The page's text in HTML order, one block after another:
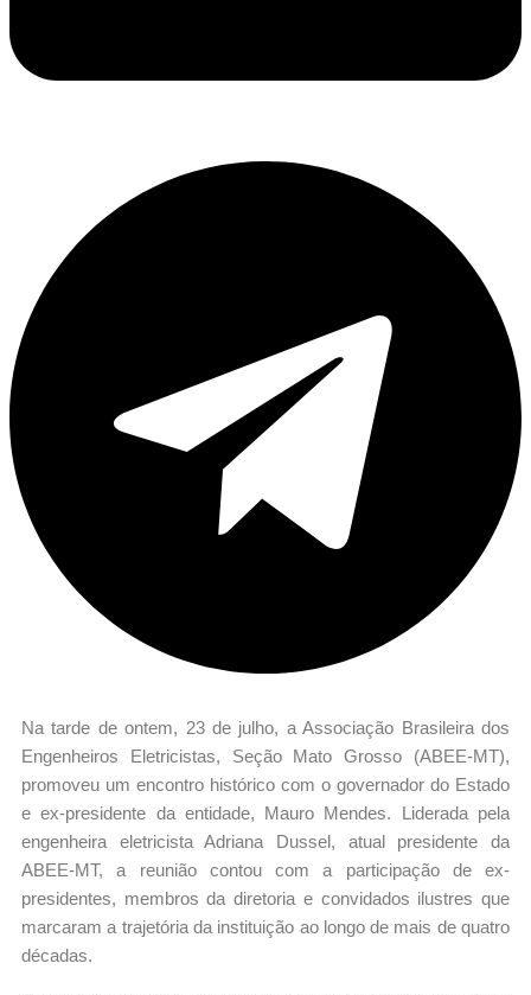
Na tarde de ontem, 23 de julho, a Associação Brasileira dos
Engenheiros Eletricistas, Seção Mato Grosso (ABEE-MT),
promoveu um encontro histórico com o governador do Estado
e ex-presidente da entidade, Mauro Mendes. Liderada pela
engenheira eletricista Adriana Dussel, atual presidente da
ABEE-MT, a reunião contou com a participação de ex-
presidentes, membros da diretoria e convidados ilustres que
marcaram a trajetória da instituição ao longo de mais de quatro
décadas.